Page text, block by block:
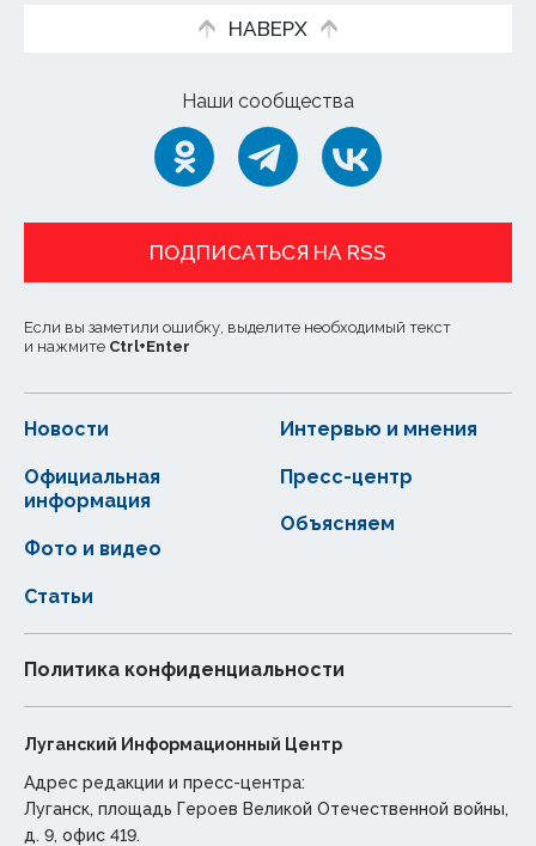
НАВЕРХ
Наши сообщества
ПОДПИСАТЬСЯ НА RSS
Если вы заметили ошибку, выделите необходимый текст
и нажмите Ctrl+Enter
Новости
Статьи
Официальная
информация
Интервью и мнения
Фото и видео
Пресс-центр
Объясняем
Политика конфиденциальности
Луганский Информационный Центр
Адрес редакции и пресс-центра:
Луганск, площадь Героев Великой Отечественной войны,
д. 9, офис 419.